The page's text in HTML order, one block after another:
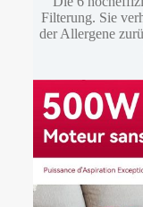
Filterung. Sie
der Allergene